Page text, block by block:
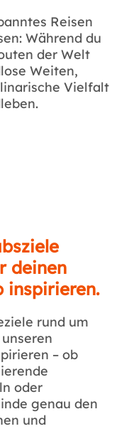
Reisen
Während du
der Welt
Weiten,
Vielfalt
deinen
inspirieren.
rund um
– ob
oder
genau den
und